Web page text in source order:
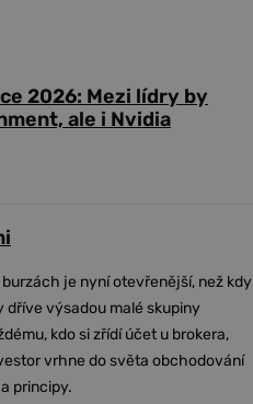
2026: Mezi lídry by
ale i Nvidia
je nyní otevřenější, než kdy
výsadou malé skupiny
kdo si zřídí účet u brokera,
vrhne do světa obchodování
principy.